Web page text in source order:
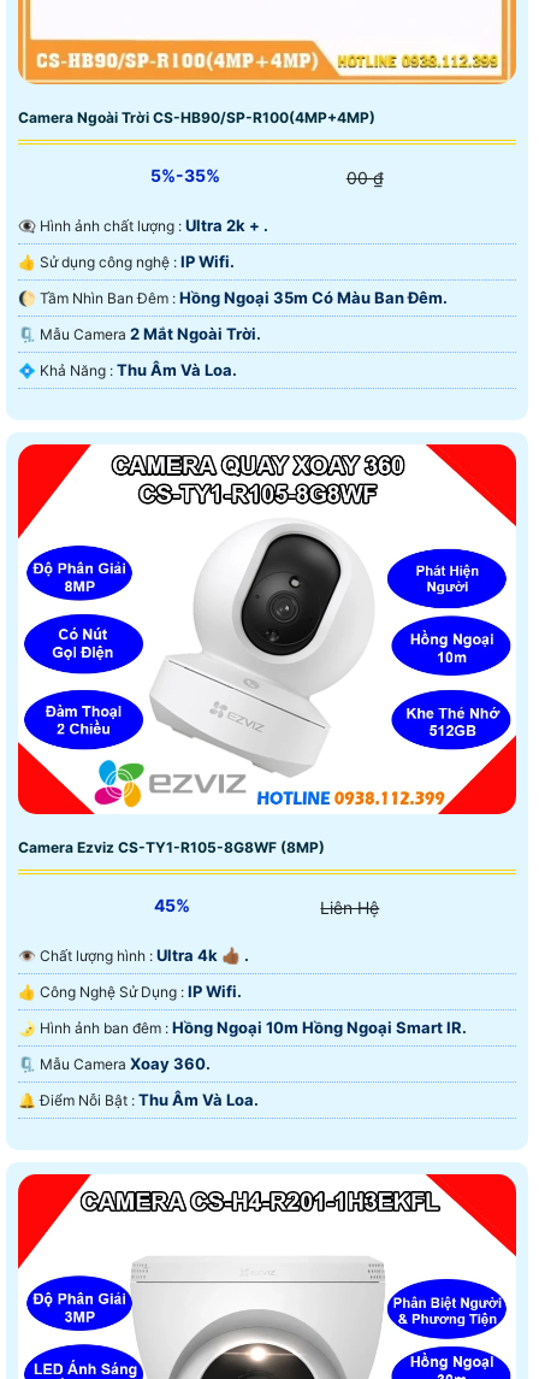
Camera Ngoài Trời CS-HB90/SP-R100(4MP+4MP)
5%-35% 00 ₫
👁️‍🗨 Hình ảnh chất lượng : Ultra 2k + .
👍 Sử dụng công nghệ : IP Wifi.
🌔 Tầm Nhìn Ban Đêm : Hồng Ngoại 35m Có Màu Ban Ðêm.
🗜️ Mẫu Camera 2 Mắt Ngoài Trời.
️💠 Khả Năng : Thu Âm Và Loa.
Camera Ezviz CS-TY1-R105-8G8WF (8MP)
45% Liên Hệ
👁 Chất lượng hình : Ultra 4k 👍🏾 .
👍 Công Nghệ Sử Dụng : IP Wifi.
🌛 Hình ảnh ban đêm : Hồng Ngoại 10m Hồng Ngoại Smart IR.
🗜️ Mẫu Camera Xoay 360.
️🔔 Điểm Nỗi Bật : Thu Âm Và Loa.